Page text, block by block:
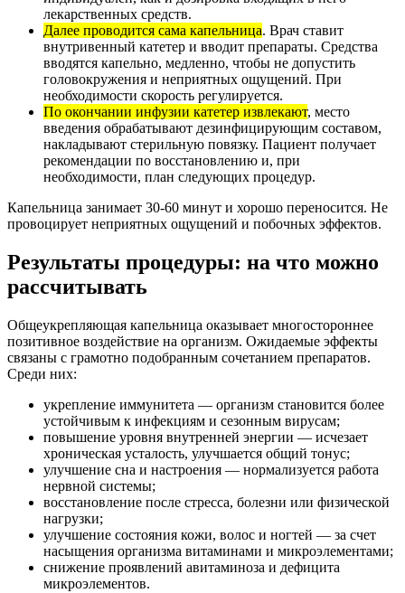
лекарственных средств.
Далее проводится сама капельница. Врач ставит
внутривенный катетер и вводит препараты. Средства
вводятся капельно, медленно, чтобы не допустить
головокружения и неприятных ощущений. При
необходимости скорость регулируется.
По окончании инфузии катетер извлекают, место
введения обрабатывают дезинфицирующим составом,
накладывают стерильную повязку. Пациент получает
рекомендации по восстановлению и, при
необходимости, план следующих процедур.
Капельница занимает 30-60 минут и хорошо переносится. Не
провоцирует неприятных ощущений и побочных эффектов.
Результаты процедуры: на что можно
рассчитывать
Общеукрепляющая капельница оказывает многостороннее
позитивное воздействие на организм. Ожидаемые эффекты
связаны с грамотно подобранным сочетанием препаратов.
Среди них:
укрепление иммунитета — организм становится более
устойчивым к инфекциям и сезонным вирусам;
повышение уровня внутренней энергии — исчезает
хроническая усталость, улучшается общий тонус;
улучшение сна и настроения — нормализуется работа
нервной системы;
восстановление после стресса, болезни или физической
нагрузки;
улучшение состояния кожи, волос и ногтей — за счет
насыщения организма витаминами и микроэлементами;
снижение проявлений авитаминоза и дефицита
микроэлементов.